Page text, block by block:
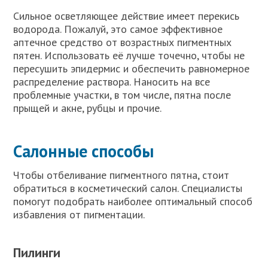
Сильное осветляющее действие имеет перекись
водорода. Пожалуй, это самое эффективное
аптечное средство от возрастных пигментных
пятен. Использовать её лучше точечно, чтобы не
пересушить эпидермис и обеспечить равномерное
распределение раствора. Наносить на все
проблемные участки, в том числе, пятна после
прыщей и акне, рубцы и прочие.
Салонные способы
Чтобы отбеливание пигментного пятна, стоит
обратиться в косметический салон. Специалисты
помогут подобрать наиболее оптимальный способ
избавления от пигментации.
Пилинги